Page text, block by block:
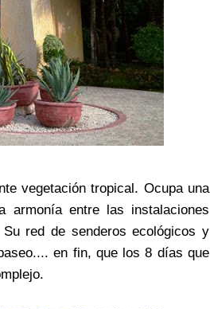
vegetación tropical. Ocupa una
armonía entre las instalaciones
red de senderos ecológicos y
en fin, que los 8 días que